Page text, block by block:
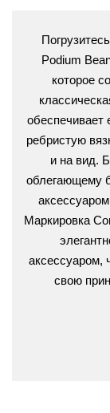
Podium
которое
обеспечивает
ребристую
и на вид.
облегающему
Маркировка
аксессуаром,
свою